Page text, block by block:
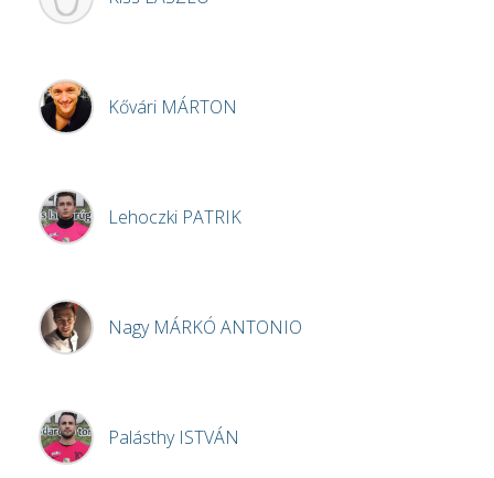
Kővári MÁRTON
Lehoczki PATRIK
Nagy MÁRKÓ ANTONIO
Palásthy ISTVÁN